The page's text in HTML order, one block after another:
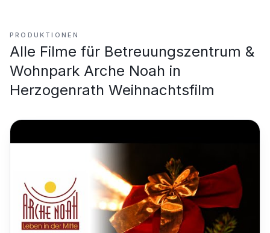
PRODUKTIONEN
Alle Filme für Betreuungszentrum &
Wohnpark Arche Noah in
Herzogenrath Weihnachtsfilm